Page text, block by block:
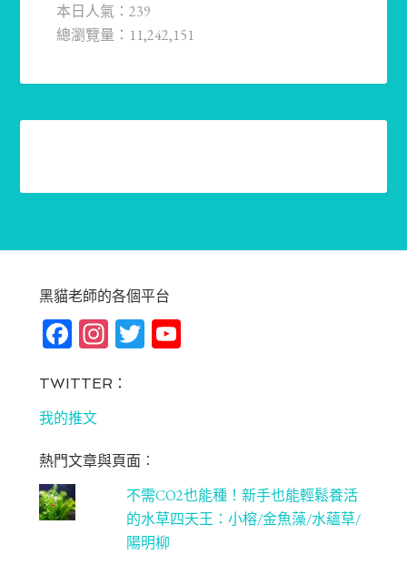
本日人氣：239
總瀏覽量：11,242,151
黑貓老師的各個平台
Fa
bo
ok
In
ag
m
T Yo
C
ha
n
TWITTER：
我的推文
熱門文章與頁面︰
不需CO2也能種！新手也能輕鬆養活
的水草四天王：小榕/金魚藻/水蘊草/
陽明柳